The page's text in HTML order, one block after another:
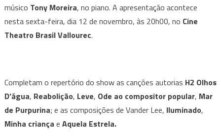
músico Tony Moreira, no piano. A apresentação acontece
nesta sexta-feira, dia 12 de novembro, às 20h00, no Cine
Theatro Brasil Vallourec.
Completam o repertório do show as canções autorias H2 Olhos
D’água, Reabolição, Leve, Ode ao compositor popular, Mar
de Purpurina; e as composições de Vander Lee, Iluminado,
Minha criança e Aquela Estrela.